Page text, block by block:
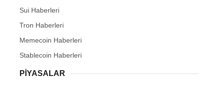
Sui Haberleri
Tron Haberleri
Memecoin Haberleri
Stablecoin Haberleri
PIYASALAR